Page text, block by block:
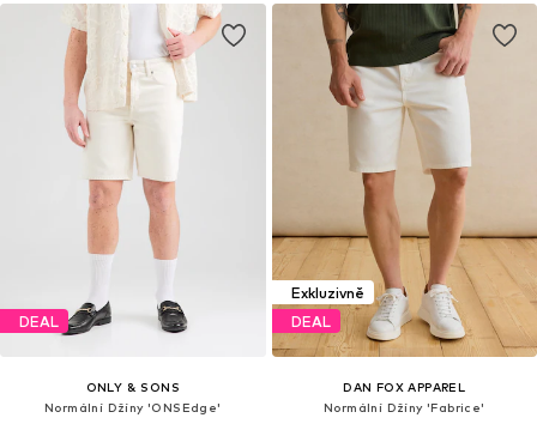
DEAL
ONLY & SONS
Normální Džíny 'ONSEdge'
Exkluzivně
DEAL
DAN FOX APPAREL
Normální Džíny 'Fabrice'